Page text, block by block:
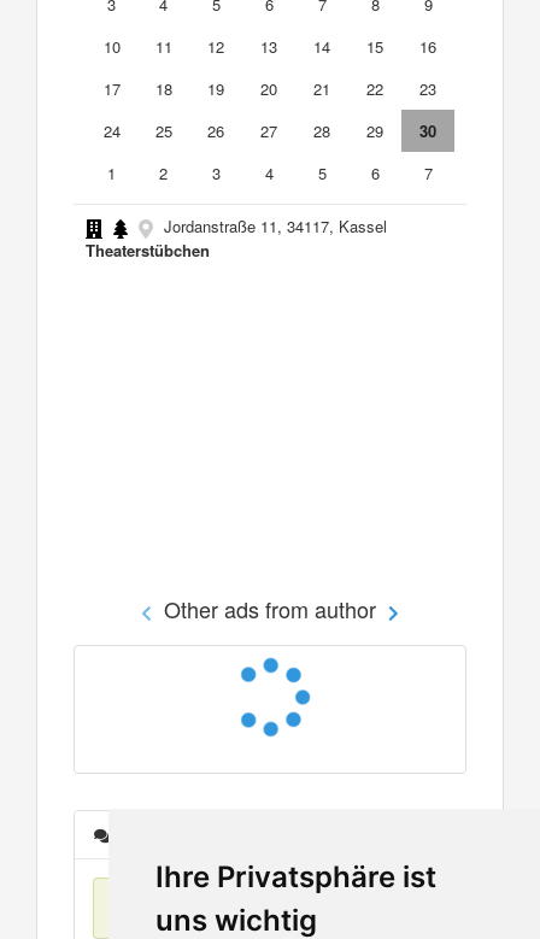
Ihre Privatsphäre ist
uns wichtig
10
11 12 13 14 15
16
17
18 19 20 21 22
23
24
25 26 27 28 29
30
1
2 3 4 5 6 7
Jordanstraße 11, 34117, Kassel
Theaterstübchen
Other ads from author
No items found